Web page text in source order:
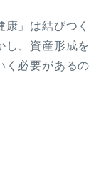
」は結びつく
し、資産形成を
く必要があるの